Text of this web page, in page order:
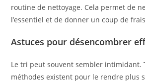
routine de nettoyage. Cela permet de
l’essentiel et de donner un coup de
Astuces pour désencombrer
Le tri peut souvent sembler intimidant.
méthodes existent pour le rendre plus